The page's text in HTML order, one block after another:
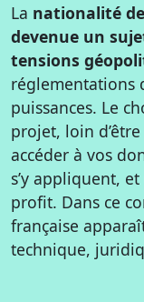
La nationalité
devenue un
tensions
réglementations
puissances. Le
projet, loin
accéder à vos
s’y appliquent,
profit. Dans ce
française
technique,